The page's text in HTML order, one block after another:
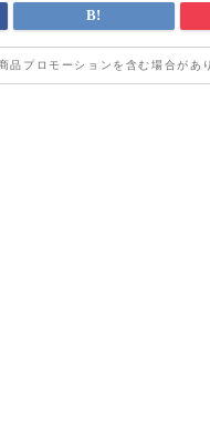
品プロモーションを含む場合があ